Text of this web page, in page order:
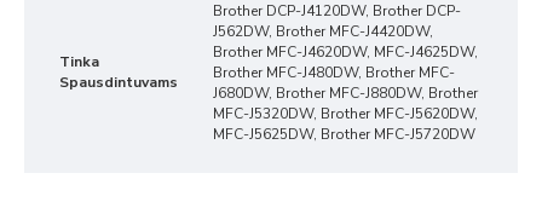
Tinka
Spausdintuvams
Brother DCP-J4120DW, Brother DCP-
J562DW, Brother MFC-J4420DW,
Brother MFC-J4620DW, MFC-J4625DW,
Brother MFC-J480DW, Brother MFC-
J680DW, Brother MFC-J880DW, Brother
MFC-J5320DW, Brother MFC-J5620DW,
MFC-J5625DW, Brother MFC-J5720DW